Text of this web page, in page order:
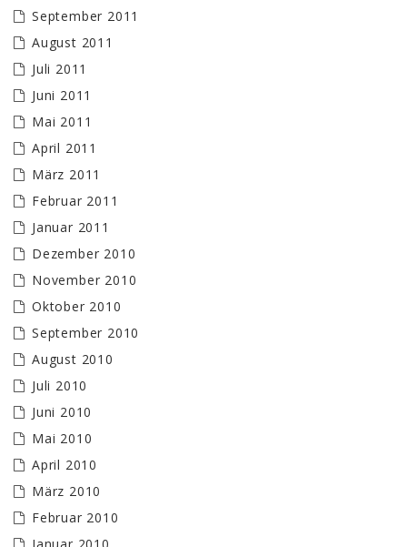
September 2011
August 2011
Juli 2011
Juni 2011
Mai 2011
April 2011
März 2011
Februar 2011
Januar 2011
Dezember 2010
November 2010
Oktober 2010
September 2010
August 2010
Juli 2010
Juni 2010
Mai 2010
April 2010
März 2010
Februar 2010